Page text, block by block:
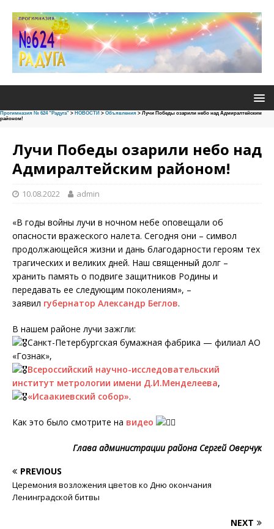
Прогимназия № 624 "Радуга" > НОВОСТИ > Объявления > Лучи Победы озарили небо над Адмиралтейским
районом!
Лучи Победы озарили небо над
Адмиралтейским районом!
10.08.2022 admin
«В годы войны лучи в ночном небе оповещали об
опасности вражеского налета. Сегодня они – символ
продолжающейся жизни и дань благодарности героям тех
трагических и великих дней. Наш священный долг –
хранить память о подвиге защитников Родины и
передавать ее следующим поколениям», –
заявил губернатор Александр Беглов.
В нашем районе лучи зажгли:
Санкт-Петербургская бумажная фабрика — филиал АО
«Гознак»,
Всероссийский научно-исследовательский
институт метрологии имени Д.И.Менделеева,
«Исаакиевский собор».
Как это было смотрите на видео
Глава администрации района Сергей Оверчук
PREVIOUS
Церемония возложения цветов ко Дню окончания
Ленинградской битвы
NEXT